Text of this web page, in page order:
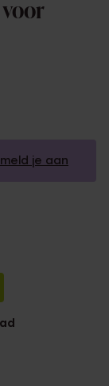
meld je aan